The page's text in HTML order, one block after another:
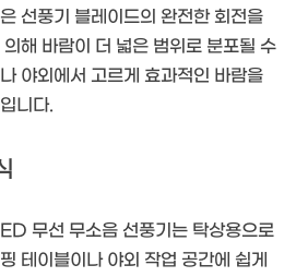
선풍기 블레이드의 완전한 회전을
해 바람이 더 넓은 범위로 분포될 수
야외에서 고르게 효과적인 바람을
니다.
무선 무소음 선풍기는 탁상용으로
테이블이나 야외 작업 공간에 쉽게